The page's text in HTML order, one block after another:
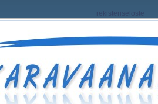
rekisteriseloste